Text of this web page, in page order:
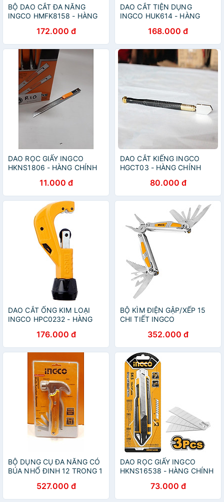
BỘ DAO CẮT ĐA NĂNG
INGCO HMFK8158 - HÀNG
172.000 đ
DAO CẮT TIỆN DỤNG
INGCO HUK614 - HÀNG
168.000 đ
DAO RỌC GIẤY INGCO
HKNS1806 - HÀNG CHÍNH
11.000 đ
DAO CẮT KIẾNG INGCO
HGCT03 - HÀNG CHÍNH
80.000 đ
DAO CẮT ỐNG KIM LOẠI
INGCO HPC0232 - HÀNG
176.000 đ
BỘ KÌM ĐIỆN GẬP/XẾP 15
CHI TIẾT INGCO
352.000 đ
BỘ DỤNG CỤ ĐA NĂNG CÓ
BÚA NHỔ ĐINH 12 TRONG 1
CHÍNH HÃNG527.000 đ
DAO RỌC GIẤY INGCO
HKNS16538 - HÀNG CHÍNH
73.000 đ